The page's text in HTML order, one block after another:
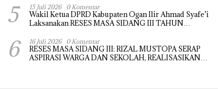
5 15 Juli 2026 0 Komentar
Wakil Ketua DPRD Kabupaten Ogan Ilir Ahmad Syafe’i
Laksanakan RESES MASA SIDANG III TAHUN
Masyarakat
6 16 Juli 2026 0 Komentar
RESES MASA SIDANG III: RIZAL MUSTOPA SERAP
ASPIRASI WARGA DAN SEKOLAH, REALISASIKAN